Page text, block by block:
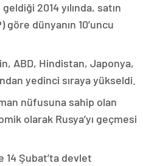
2014 yılında, satın
dünyanın 10’uncu
ABD, Hindistan, Japonya,
yedinci sıraya yükseldi.
nüfusuna sahip olan
olarak Rusya’yı geçmesi
14 Şubat’ta devlet